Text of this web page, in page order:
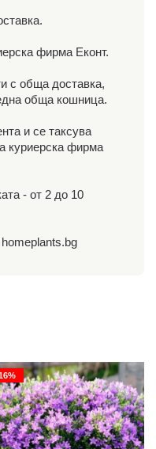
фирма Еконт.
с обща доставка,
обща кошница.
и се таксува
куриерска фирма
- от 2 до 10